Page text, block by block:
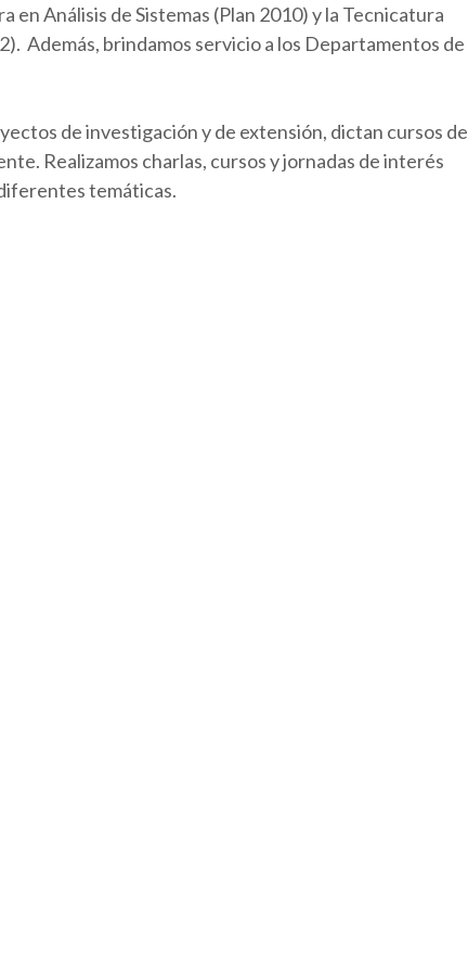
Análisis de Sistemas (Plan 2010) y la Tecnicatura
Además, brindamos servicio a los Departamentos de
de investigación y de extensión, dictan cursos de
Realizamos charlas, cursos y jornadas de interés
temáticas.